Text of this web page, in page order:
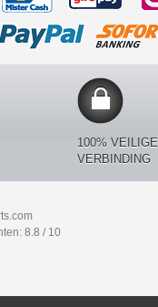
100% VEILIGE
VERBINDING
8.8 / 10